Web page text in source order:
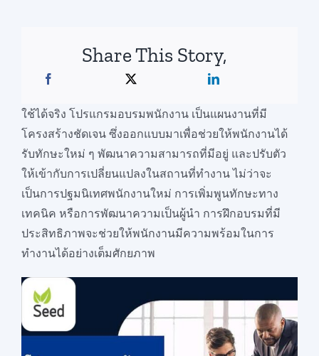
Share This Story,
ใช้ได้จริง โปรแกรมอบรมพนักงาน เป็นแผนงานที่มี
โครงสร้างชัดเจน ซึ่งออกแบบมาเพื่อช่วยให้พนักงานได้
รับทักษะใหม่ ๆ พัฒนาความสามารถที่มีอยู่ และปรับตัว
ให้เข้ากับการเปลี่ยนแปลงในสถานที่ทำงาน ไม่ว่าจะ
เป็นการปฐมนิเทศพนักงานใหม่ การเพิ่มพูนทักษะทาง
เทคนิค หรือการพัฒนาความเป็นผู้นำ การฝึกอบรมที่มี
ประสิทธิภาพจะช่วยให้พนักงานมีความพร้อมในการ
ทำงานได้อย่างเต็มศักยภาพ